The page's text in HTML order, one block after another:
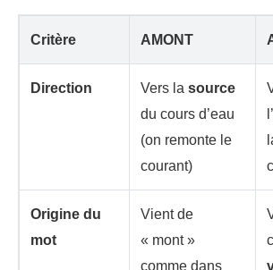
Critère AMONT
Direction Vers la source
du cours d’eau
(on remonte le
courant)
l’
Origine du
mot
Vient de
« mont »
comme dans